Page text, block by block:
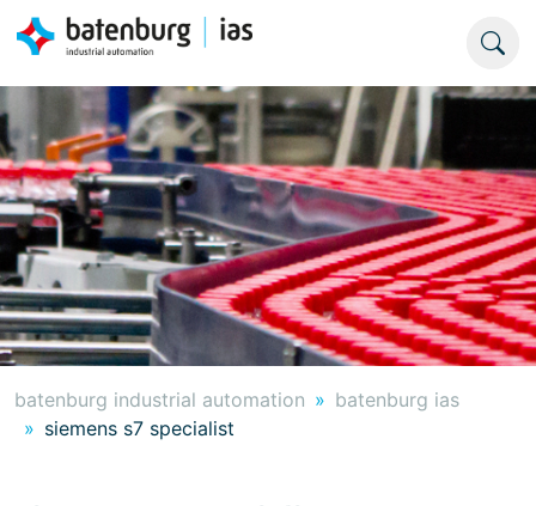
batenburg industrial automation
batenburg ias
siemens s7 specialist